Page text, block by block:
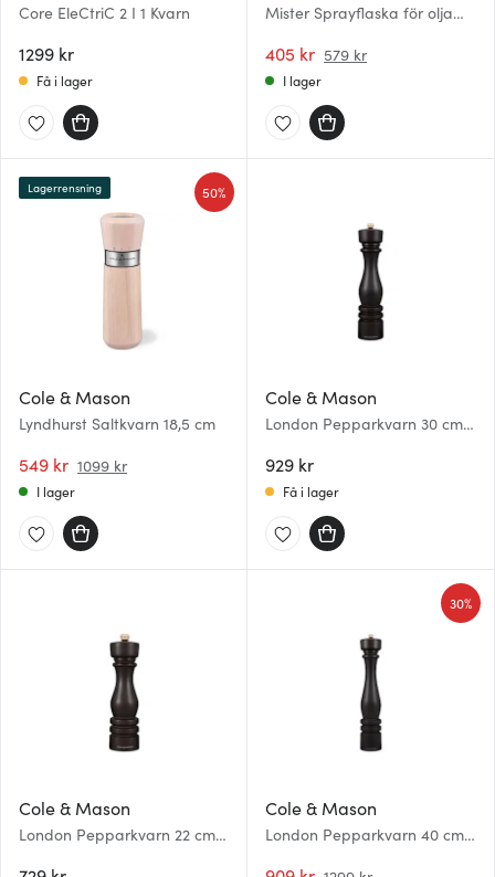
Core EleCtriC 2 I 1 Kvarn
1299 kr
Få i lager
Mister Sprayflaska för olja
405 kr 579 kr
I lager
Cole & Mason
Lyndhurst Saltkvarn 18,5 cm
549 kr 1099 kr
50%
Lagerrensning
I lager
Cole & Mason
London Pepparkvarn 30 cm
929 kr
Få i lager
Cole & Mason
London Pepparkvarn 22 cm
Cole & Mason
London Pepparkvarn 40 cm
30%